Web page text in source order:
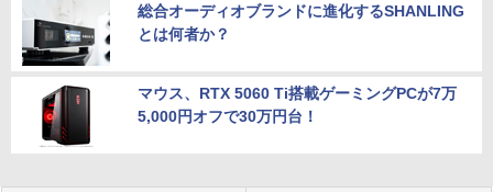
総合オーディオブランドに進化するSHANLING
とは何者か？
マウス、RTX 5060 Ti搭載ゲーミングPCが7万
5,000円オフで30万円台！